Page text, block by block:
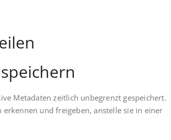
Metadaten zeitlich unbegrenzt gespeichert.
und freigeben, anstelle sie in einer